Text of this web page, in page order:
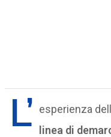
L’ esperienza
linea di